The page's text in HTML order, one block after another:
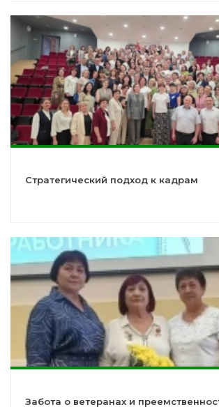
Стратегический подход к кадрам
Забота о ветеранах и